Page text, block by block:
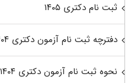
ثبت نام دکتری ۱۴۰۵
دفترچه ثبت نام آزمون دکتری ۱۴۰۴
نحوه ثبت نام آزمون دکتری ۱۴۰۴